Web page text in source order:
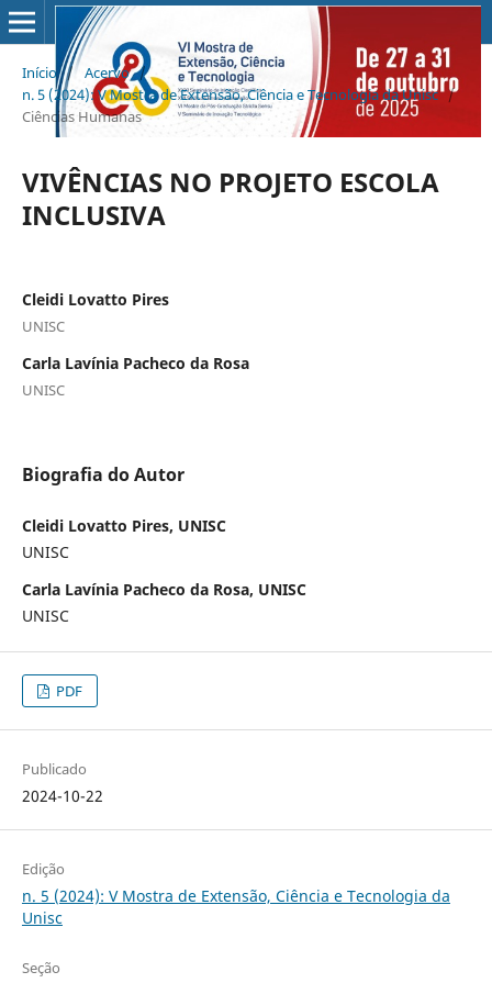
Início / Acervo /
n. 5 (2024): V Mostra de Extensão, Ciência e Tecnologia da Unisc /
Ciências Humanas
VIVÊNCIAS NO PROJETO ESCOLA
INCLUSIVA
Cleidi Lovatto Pires
UNISC
Carla Lavínia Pacheco da Rosa
UNISC
Biografia do Autor
Cleidi Lovatto Pires, UNISC
UNISC
Carla Lavínia Pacheco da Rosa, UNISC
UNISC
PDF
Publicado
2024-10-22
Edição
n. 5 (2024): V Mostra de Extensão, Ciência e Tecnologia da
Unisc
Seção